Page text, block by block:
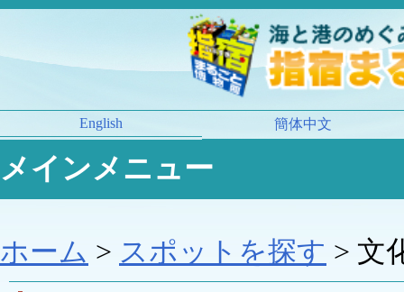
English 簡体中文
メインメニュー
ホーム > スポットを探す > 文